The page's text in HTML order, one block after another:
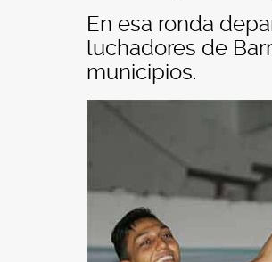
En esa ronda
luchadores de
municipios.